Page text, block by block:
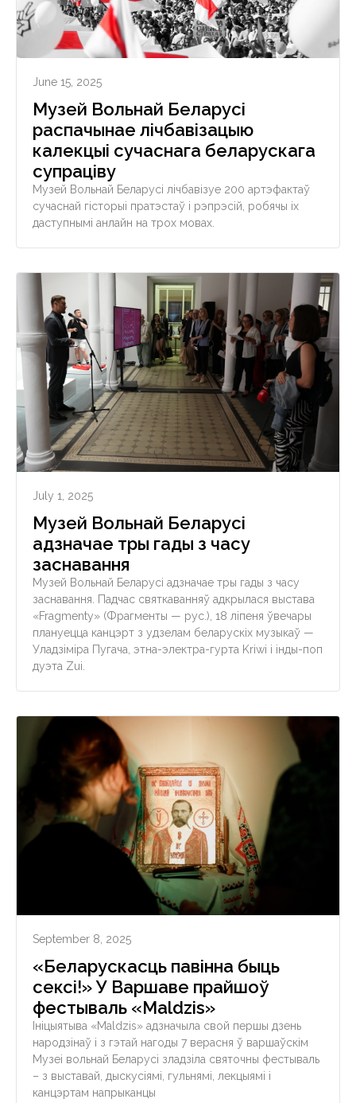
June 15, 2025
Музей Вольнай Беларусі
распачынае лічбавізацыю
калекцыі сучаснага беларускага
супраціву
Музей Вольнай Беларусі лічбавізуе 200 артэфактаў
сучаснай гісторыі пратэстаў і рэпрэсій, робячы іх
даступнымі анлайн на трох мовах.
July 1, 2025
Музей Вольнай Беларусі
адзначае тры гады з часу
заснавання
Музей Вольнай Беларусі адзначае тры гады з часу
заснавання. Падчас святкаванняў адкрылася выстава
«Fragmenty» (Фрагменты — рус.), 18 ліпеня ўвечары
плануецца канцэрт з удзелам беларускіх музыкаў —
Уладзіміра Пугача, этна-электра-гурта Kriwi і інды-поп
дуэта Zui.
September 8, 2025
«Беларускасць павінна быць
сексі!» У Варшаве прайшоў
фестываль «Maldzis»
Ініцыятыва «Maldzis» адзначыла свой першы дзень
народзінаў і з гэтай нагоды 7 верасня ў варшаўскім
Музеі вольнай Беларусі зладзіла святочны фестываль
– з выставай, дыскусіямі, гульнямі, лекцыямі і
канцэртам напрыканцы